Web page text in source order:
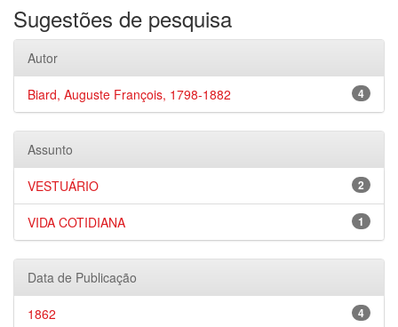
Sugestões de pesquisa
Autor
4
Biard, Auguste François, 1798-1882
Assunto
2
VESTUÁRIO
1
VIDA COTIDIANA
Data de Publicação
4
1862